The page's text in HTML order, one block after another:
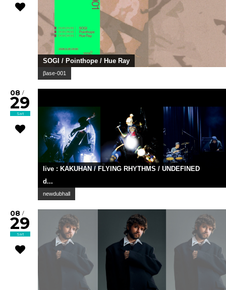
SOGI / Pointhope / Hue Ray
βase-001
08 /
29
Sat
live : KAKUHAN / FLYING RHYTHMS / UNDEFINED
d...
newdubhall
08 /
29
Sat